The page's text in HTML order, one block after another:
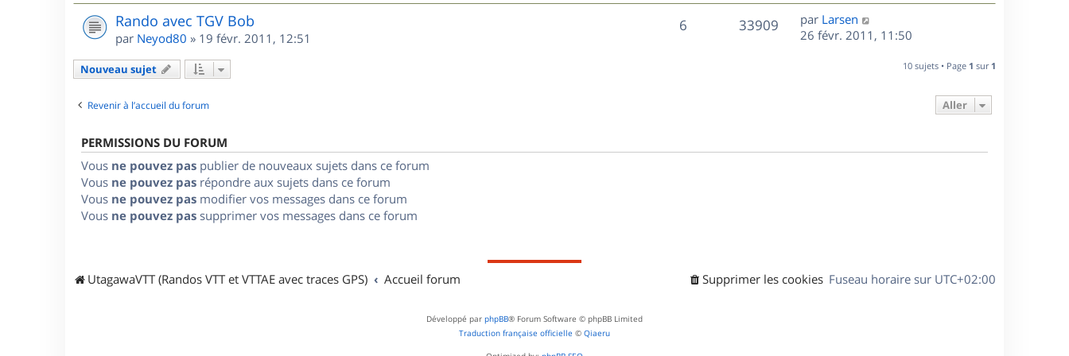
a
g
e
s
e
s
s
s
e
r
m
é
p
e
u
r
n
i
Rando avec TGV Bob
par Neyod80 » 19 févr. 2011, 12:51
6R
33909V
D
e
par Larsen
26 févr. 2011, 11:50
Nouveau sujet 10 sujets • Page 1 sur 1
Revenir à l’accueil du forum Aller
PERMISSIONS DU FORUM
Vous ne pouvez pas publier de nouveaux sujets dans ce forum
Vous ne pouvez pas répondre aux sujets dans ce forum
Vous ne pouvez pas modifier vos messages dans ce forum
Vous ne pouvez pas supprimer vos messages dans ce forum
UtagawaVTT (Randos VTT et VTTAE avec traces GPS) Accueil forum Fuseau horaire sur UTC+02:00
Supprimer les cookies
Développé par phpBB® Forum Software © phpBB Limited
Traduction française officielle © Qiaeru